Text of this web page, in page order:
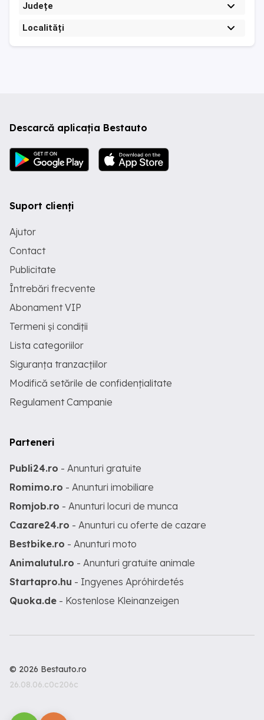
Județe
Localități
Descarcă aplicația Bestauto
Suport clienți
Ajutor
Contact
Publicitate
Întrebări frecvente
Abonament VIP
Termeni și condiții
Lista categoriilor
Siguranța tranzacțiilor
Modifică setările de confidențialitate
Regulament Campanie
Parteneri
Publi24.ro - Anunturi gratuite
Romimo.ro - Anunturi imobiliare
Romjob.ro - Anunturi locuri de munca
Cazare24.ro - Anunturi cu oferte de cazare
Bestbike.ro - Anunturi moto
Animalutul.ro - Anunturi gratuite animale
Startapro.hu - Ingyenes Apróhirdetés
Quoka.de - Kostenlose Kleinanzeigen
© 2026 Bestauto.ro
26.08.06.c0c206c